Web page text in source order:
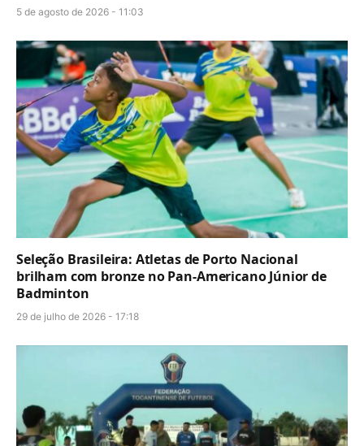
5 de agosto de 2026 - 11:03
Seleção Brasileira: Atletas de Porto Nacional
brilham com bronze no Pan-Americano Júnior de
Badminton
29 de julho de 2026 - 17:18